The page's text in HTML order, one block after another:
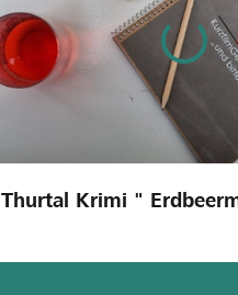
Thurtal Krimi "